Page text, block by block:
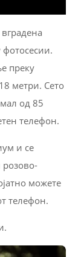
преку
метри. Сето
од 85
телефон.
и се
розово-
можете
телефон.